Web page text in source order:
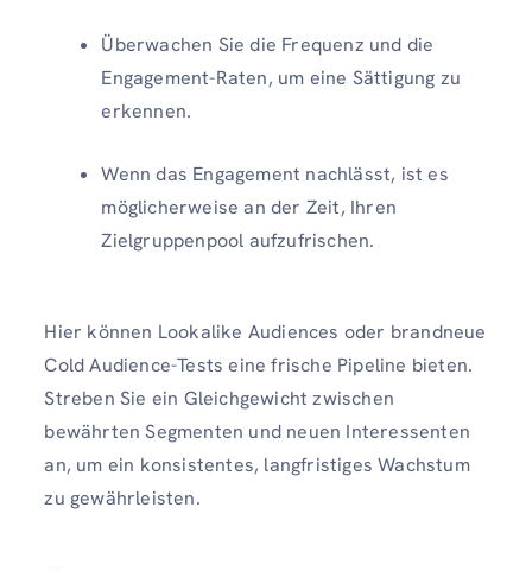
Überwachen Sie die Frequenz und die
Engagement-Raten, um eine Sättigung zu
erkennen.
Wenn das Engagement nachlässt, ist es
möglicherweise an der Zeit, Ihren
Zielgruppenpool aufzufrischen.
Hier können Lookalike Audiences oder brandneue
Cold Audience-Tests eine frische Pipeline bieten.
Streben Sie ein Gleichgewicht zwischen
bewährten Segmenten und neuen Interessenten
an, um ein konsistentes, langfristiges Wachstum
zu gewährleisten.